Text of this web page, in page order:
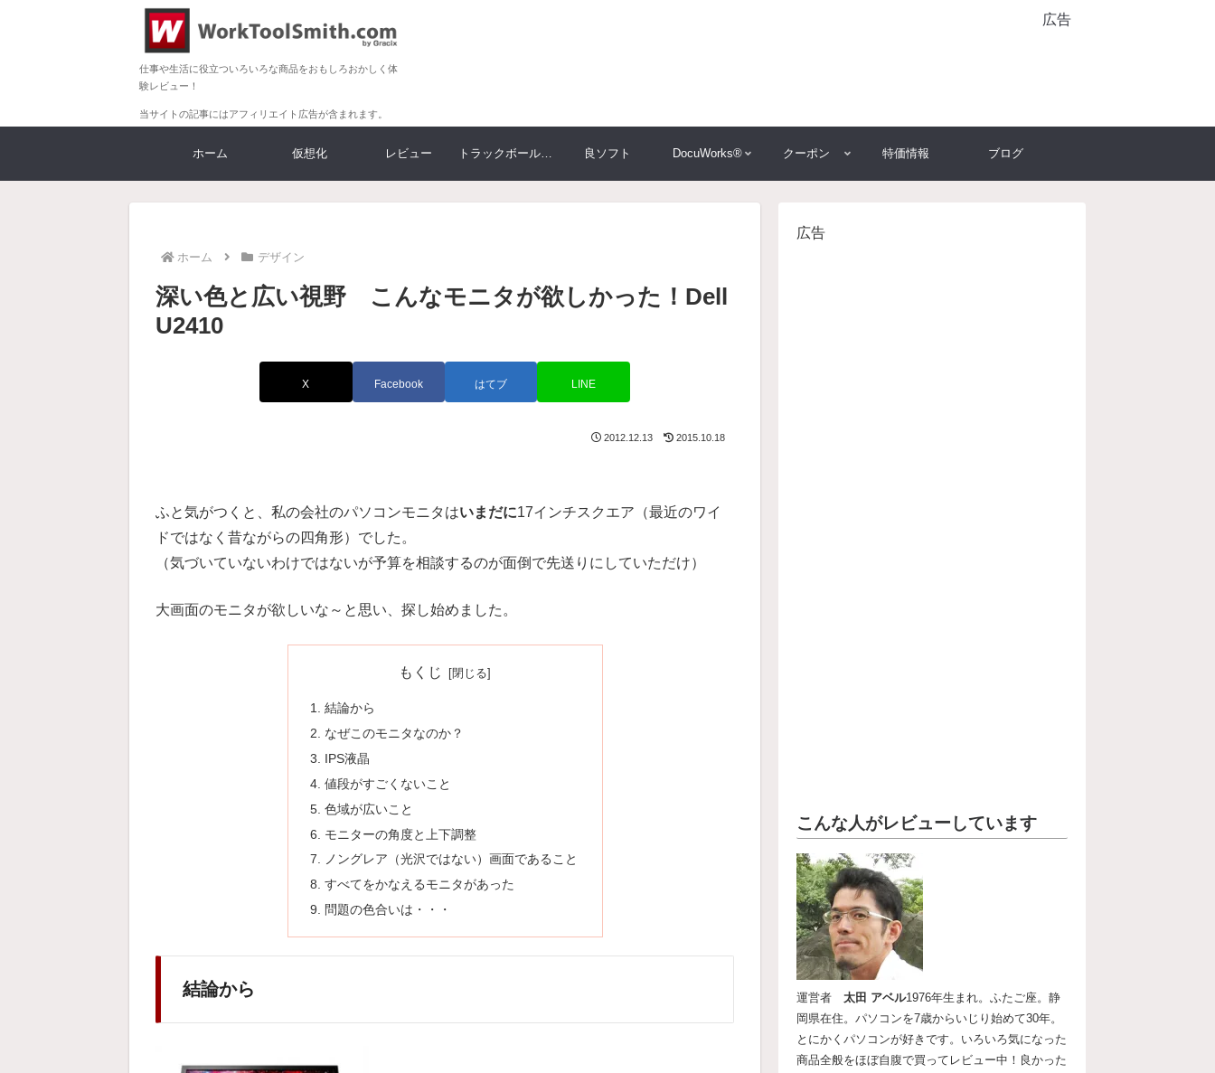
仕事や生活に役立ついろいろな商品をおもしろおかしく体
験レビュー！
当サイトの記事にはアフィリエイト広告が含まれます。
広告
ホーム 仮想化 レビュー トラックボール大比較 良ソフト DocuWorks® クーポン 特価情報 ブログ
ホーム デザイン
深い色と広い視野 こんなモニタが欲しかった！Dell
U2410
X Facebook はてブ LINE
2012.12.13 2015.10.18
ふと気がつくと、私の会社のパソコンモニタはいまだに17インチスクエア（最近のワイ
ドではなく昔ながらの四角形）でした。
（気づいていないわけではないが予算を相談するのが面倒で先送りにしていただけ）
大画面のモニタが欲しいな～と思い、探し始めました。
もくじ
結論から
なぜこのモニタなのか？
IPS液晶
値段がすごくないこと
色域が広いこと
モニターの角度と上下調整
ノングレア（光沢ではない）画面であること
すべてをかなえるモニタがあった
問題の色合いは・・・
結論から
広告
こんな人がレビューしています
運営者 太田 アベル1976年生まれ。ふたご座。静
岡県在住。パソコンを7歳からいじり始めて30年。
とにかくパソコンが好きです。いろいろ気になった
商品全般をほぼ自腹で買ってレビュー中！良かった